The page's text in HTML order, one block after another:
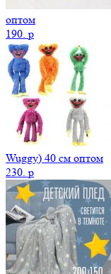
оптом
190. p
Wuggy) 40 см оптом
230. p